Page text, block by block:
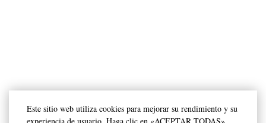
Este sitio web utiliza cookies para mejorar su rendimiento y su